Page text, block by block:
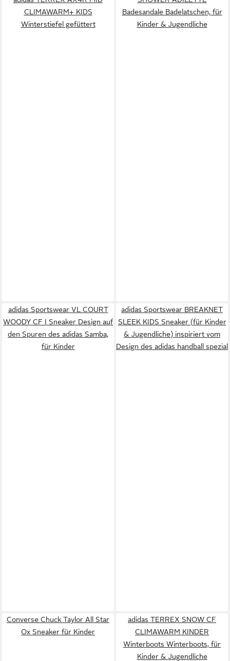
CLIMAWARM+ KIDS
Winterstiefel gefüttert
Badesandale Badelatschen, für
Kinder & Jugendliche
adidas Sportswear VL COURT
WOODY CF I Sneaker Design auf
den Spuren des adidas Samba,
für Kinder
adidas Sportswear BREAKNET
SLEEK KIDS Sneaker (für Kinder
& Jugendliche) inspiriert vom
Design des adidas handball spezial
Converse Chuck Taylor All Star
Ox Sneaker für Kinder
adidas TERREX SNOW CF
CLIMAWARM KINDER
Winterboots Winterboots, für
Kinder & Jugendliche